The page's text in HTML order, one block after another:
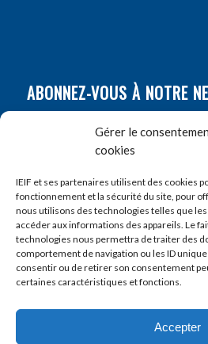
Gérer le
cookies
IEIF et ses partenaires utilisent des cookies
fonctionnement et la sécurité du site, pour
nous utilisons des technologies telles que
accéder aux informations des appareils. Le
technologies nous permettra de traiter des
comportement de navigation ou les ID
consentir ou de retirer son consentement
certaines caractéristiques et fonctions.
Accepter
ABONNEZ-VOUS À NOTRE
Prénom*
E-mail*